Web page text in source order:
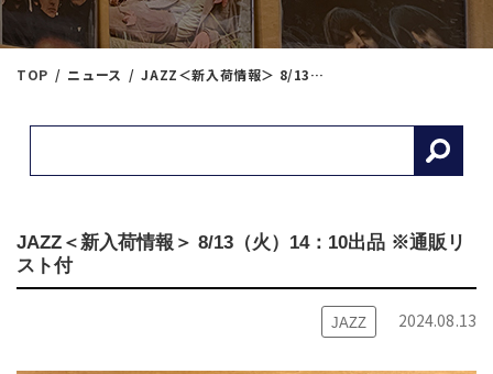
TOP ニュース JAZZ＜新入荷情報＞ 8/13（火）14：10出品 ※通販リスト付
JAZZ＜新入荷情報＞ 8/13（火）14：10出品 ※通販リ
スト付
JAZZ 2024.08.13